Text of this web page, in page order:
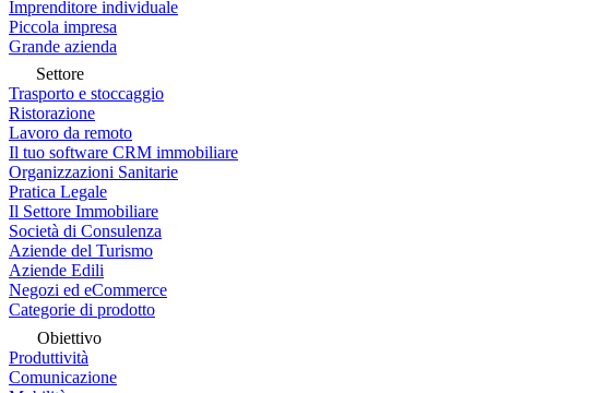
Imprenditore individuale
Piccola impresa
Grande azienda
Settore
Trasporto e stoccaggio
Ristorazione
Lavoro da remoto
Il tuo software CRM immobiliare
Organizzazioni Sanitarie
Pratica Legale
Il Settore Immobiliare
Società di Consulenza
Aziende del Turismo
Aziende Edili
Negozi ed eCommerce
Categorie di prodotto
Obiettivo
Produttività
Comunicazione